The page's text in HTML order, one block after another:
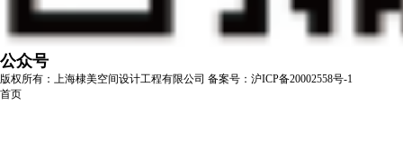
公众号
版权所有：上海棣美空间设计工程有限公司 备案号：沪ICP备20002558号-1
首页